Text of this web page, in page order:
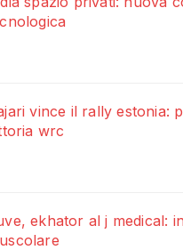
vince il rally estonia:
wrc
ekhator al j medical: